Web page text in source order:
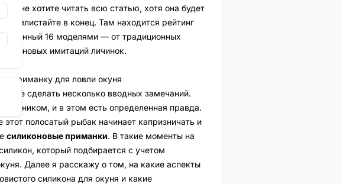
вы не хотите читать всю статью, хотя она будет
перелистайте в конец. Там находится рейтинг
16 моделями — от традиционных
имитаций личинок.
приманку для ловли окуня
сделать несколько вводных замечаний.
хищником, и в этом есть определенная правда.
полосатый рыбак начинает капризничать и
силиконовые приманки. В такие моменты на
который подбирается с учетом
Далее я расскажу о том, на какие аспекты
силикона для окуня и какие